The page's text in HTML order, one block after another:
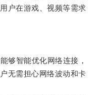
户在游戏、视频等需求
智能优化网络连接，
无需担心网络波动和卡